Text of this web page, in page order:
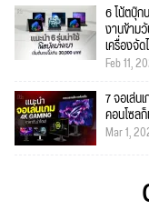
6 โน้ตบุ๊ก
งานข้าม
เครื่องจั
Feb 11,
7 จอเล่น
คอนโซล
Mar 1,